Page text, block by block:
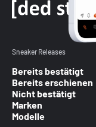
Sneaker Releases
Bereits bestätigt
Bereits erschienen
Nicht bestätigt
Marken
Modelle